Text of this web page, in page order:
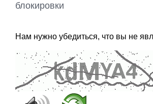
блокировки
Нам нужно убедиться, что вы не